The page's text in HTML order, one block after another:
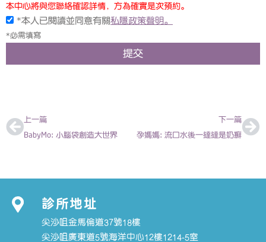
本中心將與您聯絡確認詳情，方為確實是次預約。
*本人已閱讀並同意有關私隱政策聲明。
*必需填寫
提交
上一篇
BabyMo: 小腦袋創造大世界
下一篇
孕媽媽: 流口水後一撻撻是奶癬
診所地址
尖沙咀金馬倫道37號18樓
尖沙咀廣東道5號海洋中心12樓1214-5室